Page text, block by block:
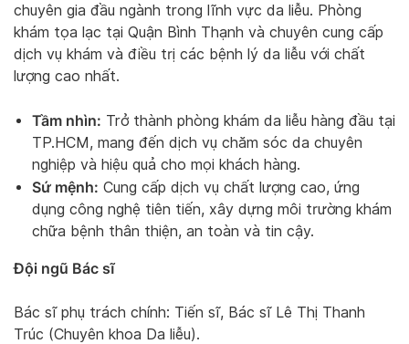
chuyên gia đầu ngành trong lĩnh vực da liễu. Phòng
khám tọa lạc tại Quận Bình Thạnh và chuyên cung cấp
dịch vụ khám và điều trị các bệnh lý da liễu với chất
lượng cao nhất.
Tầm nhìn: Trở thành phòng khám da liễu hàng đầu tại
TP.HCM, mang đến dịch vụ chăm sóc da chuyên
nghiệp và hiệu quả cho mọi khách hàng.
Sứ mệnh: Cung cấp dịch vụ chất lượng cao, ứng
dụng công nghệ tiên tiến, xây dựng môi trường khám
chữa bệnh thân thiện, an toàn và tin cậy.
Đội ngũ Bác sĩ
Bác sĩ phụ trách chính: Tiến sĩ, Bác sĩ Lê Thị Thanh
Trúc (Chuyên khoa Da liễu).